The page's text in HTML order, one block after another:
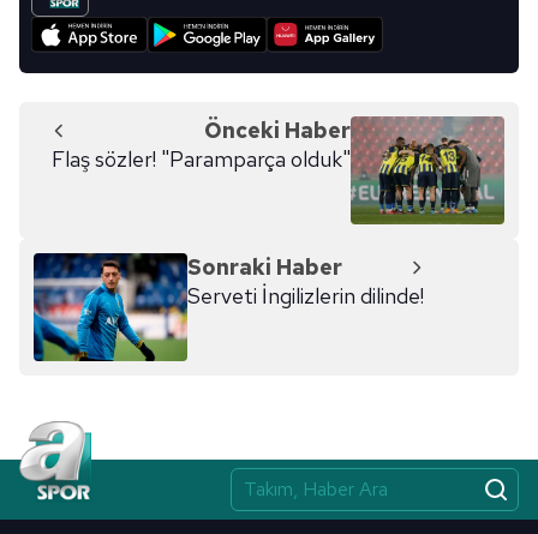
Önceki Haber
Flaş sözler! "Paramparça olduk"
Sonraki Haber
Serveti İngilizlerin dilinde!